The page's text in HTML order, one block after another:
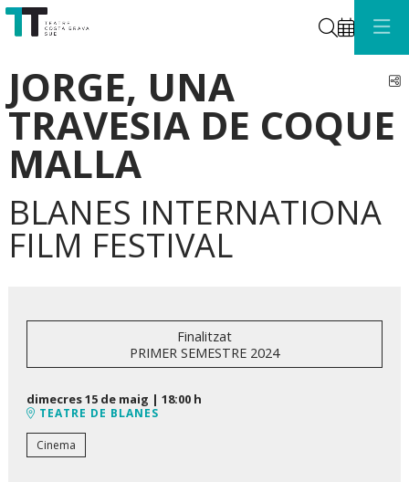
Cerca
JORGE, UNA
TRAVESIA DE COQUE
MALLA
BLANES INTERNATIONA
FILM FESTIVAL
Finalitzat
PRIMER SEMESTRE 2024
dimecres 15 de maig | 18:00 h
TEATRE DE BLANES
Cinema